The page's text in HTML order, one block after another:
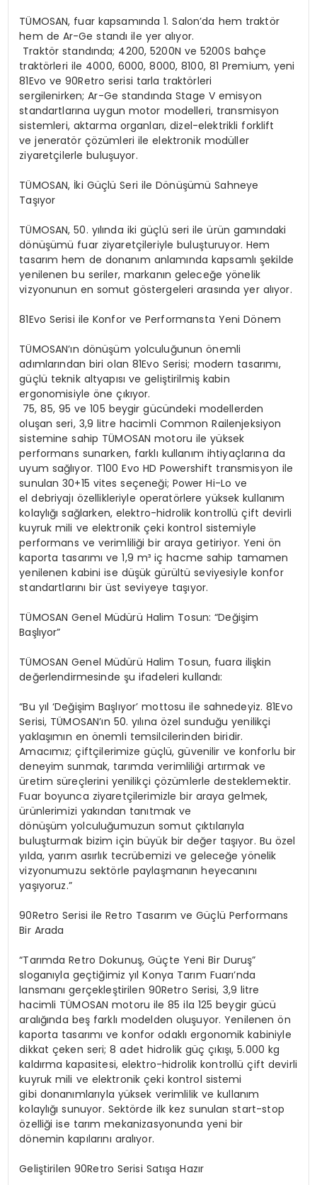
TÜMOSAN, fuar kapsamında 1. Salon’da hem traktör
hem de Ar-Ge standı ile yer alıyor.
Traktör standında; 4200, 5200N ve 5200S bahçe
traktörleri ile 4000, 6000, 8000, 8100, 81 Premium, yeni
81Evo ve 90Retro serisi tarla traktörleri
sergilenirken; Ar-Ge standındaStage V emisyon
standartlarına uygun motor modelleri, transmisyon
sistemleri, aktarma organları, dizel-elektrikli forklift
ve jeneratör çözümleri ile elektronik modüller
ziyaretçilerle buluşuyor.
TÜMOSAN, İki Güçlü Seri ile Dönüşümü Sahneye
Taşıyor
TÜMOSAN, 50. yılında iki güçlü seri ile ürün gamındaki
dönüşümü fuar ziyaretçileriyle buluşturuyor. Hem
tasarım hem de donanım anlamında kapsamlı şekilde
yenilenen bu seriler, markanın geleceğe yönelik
vizyonunun en somut göstergeleri arasında yer alıyor.
81Evo Serisi ile Konfor ve Performansta Yeni Dönem
TÜMOSAN’ın dönüşüm yolculuğunun önemli
adımlarından biri olan 81Evo Serisi; modern tasarımı,
güçlü teknik altyapısı ve geliştirilmiş kabin
ergonomisiyle öne çıkıyor.
75, 85, 95 ve 105 beygir gücündeki modellerden
oluşan seri, 3,9 litre hacimli Common Railenjeksiyon
sistemine sahip TÜMOSAN motoru ile yüksek
performans sunarken, farklı kullanım ihtiyaçlarına da
uyum sağlıyor. T100Evo HDPowershift transmisyon ile
sunulan 30+15 vites seçeneği; Power Hi-Lo ve
el debriyajı özellikleriyle operatörlere yüksek kullanım
kolaylığı sağlarken, elektro-hidrolik kontrollü çift devirli
kuyruk mili ve elektronik çeki kontrol sistemiyle
performans ve verimliliği bir araya getiriyor. Yeni ön
kaporta tasarımı ve 1,9 m³ iç hacme sahip tamamen
yenilenen kabini ise düşük gürültü seviyesiyle konfor
standartlarını bir üst seviyeye taşıyor.
TÜMOSAN Genel Müdürü Halim Tosun: “Değişim
Başlıyor”
TÜMOSAN Genel Müdürü Halim Tosun, fuara ilişkin
değerlendirmesinde şu ifadeleri kullandı:
“Bu yıl ‘Değişim Başlıyor’ mottosu ile sahnedeyiz. 81Evo
Serisi, TÜMOSAN’ın 50. yılına özel sunduğu yenilikçi
yaklaşımın en önemli temsilcilerinden biridir.
Amacımız; çiftçilerimize güçlü,güvenilir ve konforlu bir
deneyim sunmak, tarımda verimliliği artırmak ve
üretim süreçlerini yenilikçi çözümlerle desteklemektir.
Fuar boyunca ziyaretçilerimizle bir araya gelmek,
ürünlerimizi yakından tanıtmak ve
dönüşüm yolculuğumuzun somut çıktılarıyla
buluşturmak bizim için büyük bir değer taşıyor. Bu özel
yılda, yarım asırlık tecrübemizi ve geleceğe yönelik
vizyonumuzu sektörle paylaşmanın heyecanını
yaşıyoruz.”
90Retro Serisi ile Retro Tasarım ve Güçlü Performans
Bir Arada
“Tarımda Retro Dokunuş, Güçte Yeni Bir Duruş”
sloganıyla geçtiğimiz yıl Konya Tarım Fuarı’nda
lansmanı gerçekleştirilen 90Retro Serisi, 3,9 litre
hacimli TÜMOSAN motoru ile 85 ila 125 beygir gücü
aralığında beş farklı modelden oluşuyor. Yenilenen ön
kaporta tasarımı ve konfor odaklı ergonomik kabiniyle
dikkat çeken seri; 8 adet hidrolik güç çıkışı, 5.000 kg
kaldırma kapasitesi, elektro-hidrolik kontrollü çift devirli
kuyruk mili ve elektronik çeki kontrol sistemi
gibi donanımlarıyla yüksek verimlilik ve kullanım
kolaylığı sunuyor. Sektörde ilk kez sunulan start-stop
özelliği ise tarım mekanizasyonunda yeni bir
dönemin kapılarını aralıyor.
Geliştirilen 90Retro Serisi Satışa Hazır